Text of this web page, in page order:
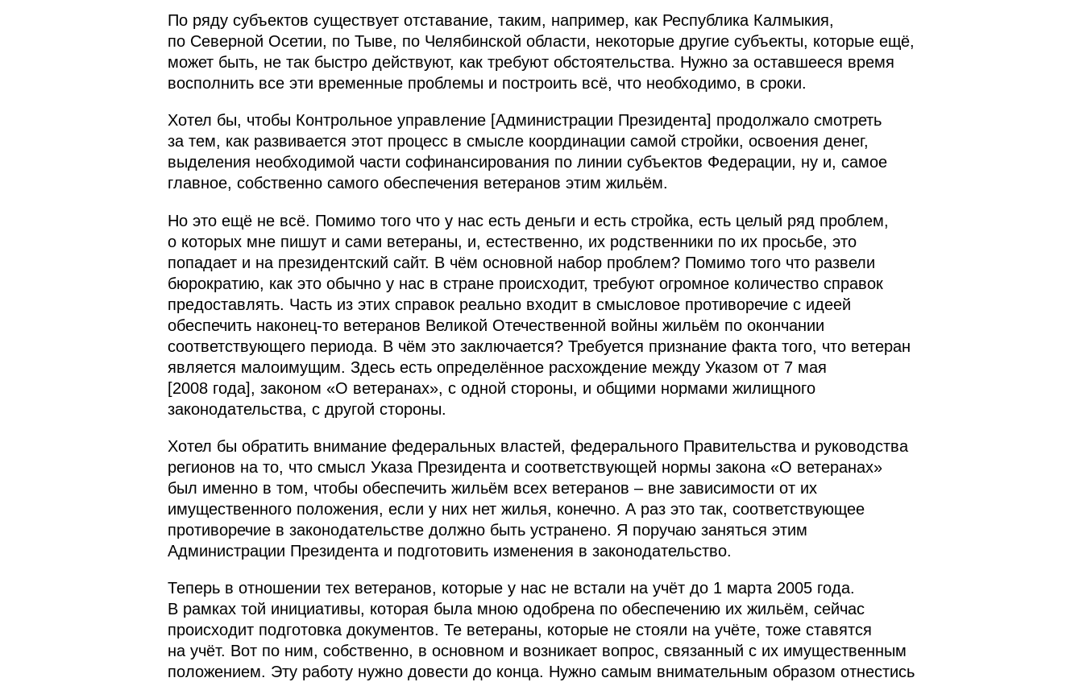
По ряду субъектов существует отставание, таким, например, как Республика Калмыкия,
по Северной Осетии, по Тыве, по Челябинской области, некоторые другие субъекты, которые ещё,
может быть, не так быстро действуют, как требуют обстоятельства. Нужно за оставшееся время
восполнить все эти временные проблемы и построить всё, что необходимо, в сроки.
Хотел бы, чтобы Контрольное управление [Администрации Президента] продолжало смотреть
за тем, как развивается этот процесс в смысле координации самой стройки, освоения денег,
выделения необходимой части софинансирования по линии субъектов Федерации, ну и, самое
главное, собственно самого обеспечения ветеранов этим жильём.
Но это ещё не всё. Помимо того что у нас есть деньги и есть стройка, есть целый ряд проблем,
о которых мне пишут и сами ветераны, и, естественно, их родственники по их просьбе, это
попадает и на президентский сайт. В чём основной набор проблем? Помимо того что развели
бюрократию, как это обычно у нас в стране происходит, требуют огромное количество справок
предоставлять. Часть из этих справок реально входит в смысловое противоречие с идеей
обеспечить наконец‑то ветеранов Великой Отечественной войны жильём по окончании
соответствующего периода. В чём это заключается? Требуется признание факта того, что ветеран
является малоимущим. Здесь есть определённое расхождение между Указом от 7 мая
[2008 года], законом «О ветеранах», с одной стороны, и общими нормами жилищного
законодательства, с другой стороны.
Хотел бы обратить внимание федеральных властей, федерального Правительства и руководства
регионов на то, что смысл Указа Президента и соответствующей нормы закона «О ветеранах»
был именно в том, чтобы обеспечить жильём всех ветеранов – вне зависимости от их
имущественного положения, если у них нет жилья, конечно. А раз это так, соответствующее
противоречие в законодательстве должно быть устранено. Я поручаю заняться этим
Администрации Президента и подготовить изменения в законодательство.
Теперь в отношении тех ветеранов, которые у нас не встали на учёт до 1 марта 2005 года.
В рамках той инициативы, которая была мною одобрена по обеспечению их жильём, сейчас
происходит подготовка документов. Те ветераны, которые не стояли на учёте, тоже ставятся
на учёт. Вот по ним, собственно, в основном и возникает вопрос, связанный с их имущественным
положением. Эту работу нужно довести до конца. Нужно самым внимательным образом отнестись